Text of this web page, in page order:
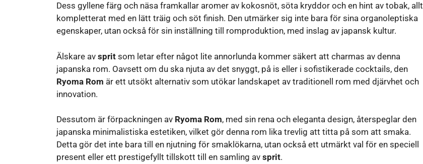
Dess gyllene färg och näsa framkallar aromer av kokosnöt, söta kryddor och en hint av tobak, allt
kompletterat med en lätt träig och söt finish. Den utmärker sig inte bara för sina organoleptiska
egenskaper, utan också för sin inställning till romproduktion, med inslag av japansk kultur.
Älskare av sprit som letar efter något lite annorlunda kommer säkert att charmas av denna
japanska rom. Oavsett om du ska njuta av det snyggt, på is eller i sofistikerade cocktails, den
Ryoma Rom är ett utsökt alternativ som utökar landskapet av traditionell rom med djärvhet och
innovation.
Dessutom är förpackningen av Ryoma Rom, med sin rena och eleganta design, återspeglar den
japanska minimalistiska estetiken, vilket gör denna rom lika trevlig att titta på som att smaka.
Detta gör det inte bara till en njutning för smaklökarna, utan också ett utmärkt val för en speciell
present eller ett prestigefyllt tillskott till en samling av sprit.